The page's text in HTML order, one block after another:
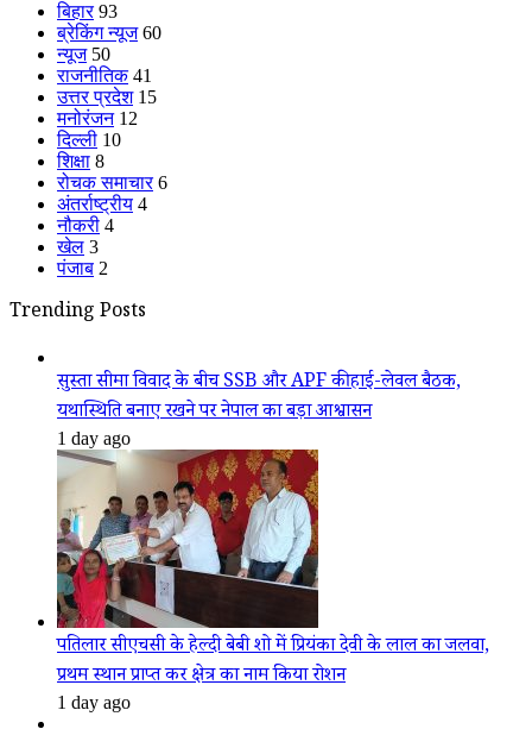
बिहार 93
ब्रेकिंग न्यूज 60
न्यूज 50
राजनीतिक 41
उत्तर प्रदेश 15
मनोरंजन 12
दिल्ली 10
शिक्षा 8
रोचक समाचार 6
अंतर्राष्ट्रीय 4
नौकरी 4
खेल 3
पंजाब 2
Trending Posts
सुस्ता सीमा विवाद के बीच SSB और APF की हाई-लेवल बैठक,
यथास्थिति बनाए रखने पर नेपाल का बड़ा आश्वासन
1 day ago
पतिलार सीएचसी के हेल्दी बेबी शो में प्रियंका देवी के लाल का जलवा,
प्रथम स्थान प्राप्त कर क्षेत्र का नाम किया रोशन
1 day ago